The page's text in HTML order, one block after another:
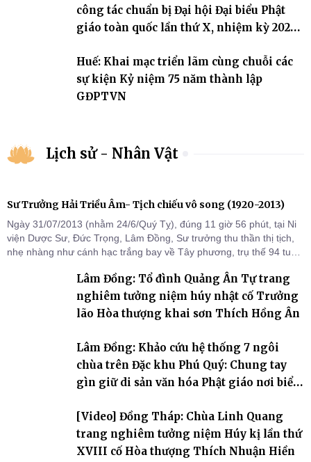
công tác chuẩn bị Đại hội Đại biểu Phật
giáo toàn quốc lần thứ X, nhiệm kỳ 2026-
Huế: Khai mạc triển lãm cùng chuỗi các
sự kiện Kỷ niệm 75 năm thành lập
GĐPTVN
Lịch sử - Nhân Vật
Sư Trưởng Hải Triều Âm- Tịch chiếu vô song (1920-2013)
Ngày 31/07/2013 (nhằm 24/6/Quý Tỵ), đúng 11 giờ 56 phút, tại Ni
viện Dược Sư, Đức Trọng, Lâm Đồng, Sư trưởng thu thần thị tịch,
nhẹ nhàng như cánh hạc trắng bay về Tây phương, trụ thế 94 tuổi
Lâm Đồng: Tổ đình Quảng Ân Tự trang
nghiêm tưởng niệm húy nhật cố Trưởng
lão Hòa thượng khai sơn Thích Hồng Ân
Lâm Đồng: Khảo cứu hệ thống 7 ngôi
chùa trên Đặc khu Phú Quý: Chung tay
gìn giữ di sản văn hóa Phật giáo nơi biển
[Video] Đồng Tháp: Chùa Linh Quang
trang nghiêm tưởng niệm Húy kị lần thứ
XVIII cố Hòa thượng Thích Nhuận Hiền